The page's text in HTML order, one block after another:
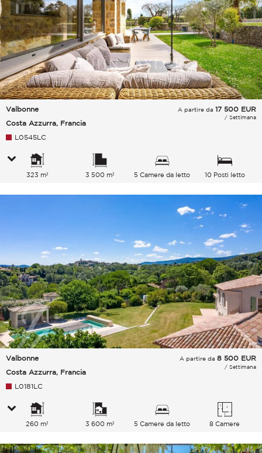
Valbonne
Costa Azzurra, Francia
A partire da 17 500 EUR
/ Settimana
L0545LC
323 m² 3 500 m² 5 Camere da letto 10 Posti letto
Valbonne
Costa Azzurra, Francia
A partire da 8 500 EUR
/ Settimana
L0181LC
260 m² 3 600 m² 5 Camere da letto 8 Camere